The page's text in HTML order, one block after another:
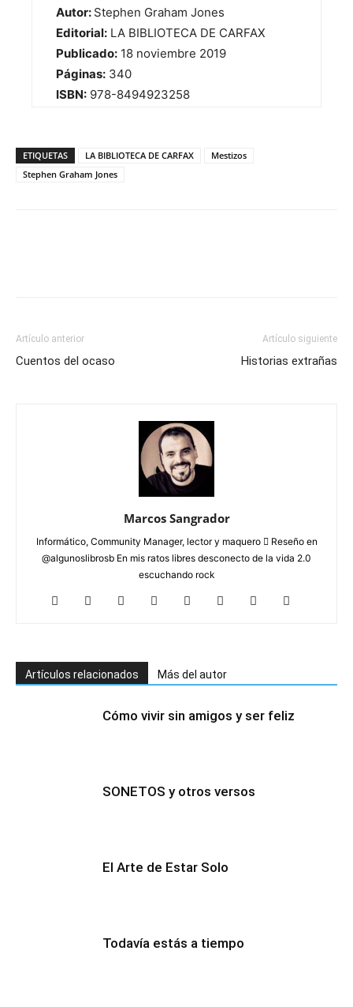
Autor: Stephen Graham Jones
Editorial: LA BIBLIOTECA DE CARFAX
Publicado: 18 noviembre 2019
Páginas: 340
ISBN: 978-8494923258
ETIQUETAS LA BIBLIOTECA DE CARFAX
Mestizos
Stephen Graham Jones
Artículo anterior
Cuentos del ocaso
Artículo siguiente
Historias extrañas
Marcos Sangrador
Informático, Community Manager, lector y maquero  Reseño en
@algunoslibrosb En mis ratos libres desconecto de la vida 2.0
escuchando rock
Artículos relacionados Más del autor
Cómo vivir sin amigos y ser feliz
SONETOS y otros versos
El Arte de Estar Solo
Todavía estás a tiempo